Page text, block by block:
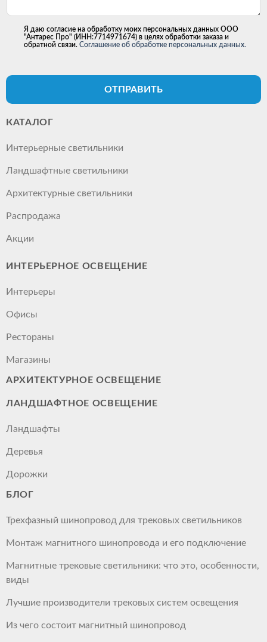
Я даю согласие на обработку моих персональных данных ООО
"Антарес Про" (ИНН:7714971674) в целях обработки заказа и
обратной связи. Соглашение об обработке персональных данных.
ОТПРАВИТЬ
КАТАЛОГ
Интерьерные светильники
Ландшафтные светильники
Архитектурные светильники
Распродажа
Акции
ИНТЕРЬЕРНОЕ ОСВЕЩЕНИЕ
Интерьеры
Офисы
Рестораны
Магазины
АРХИТЕКТУРНОЕ ОСВЕЩЕНИЕ
ЛАНДШАФТНОЕ ОСВЕЩЕНИЕ
Ландшафты
Деревья
Дорожки
БЛОГ
Трехфазный шинопровод для трековых светильников
Монтаж магнитного шинопровода и его подключение
Магнитные трековые светильники: что это, особенности,
виды
Лучшие производители трековых систем освещения
Из чего состоит магнитный шинопровод